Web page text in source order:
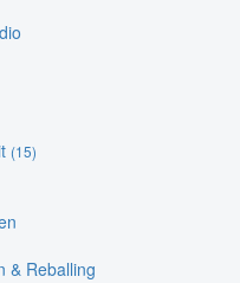
(15)
& Reballing